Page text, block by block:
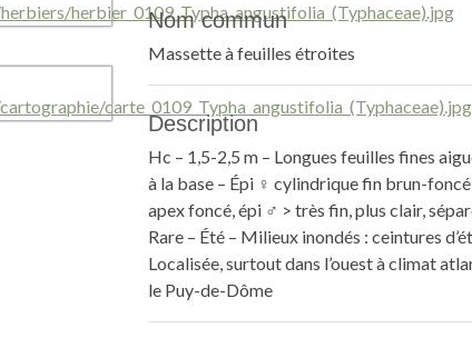
Nom commun
Massette à feuilles étroites
Description
Hc – 1,5-2,5 m – Longues feuilles fines
à la base – Épi ♀ cylindrique fin brun-
apex foncé, épi ♂ > très fin, plus clair,
Rare – Été – Milieux inondés : ceintures
Localisée, surtout dans l’ouest à climat
le Puy-de-Dôme